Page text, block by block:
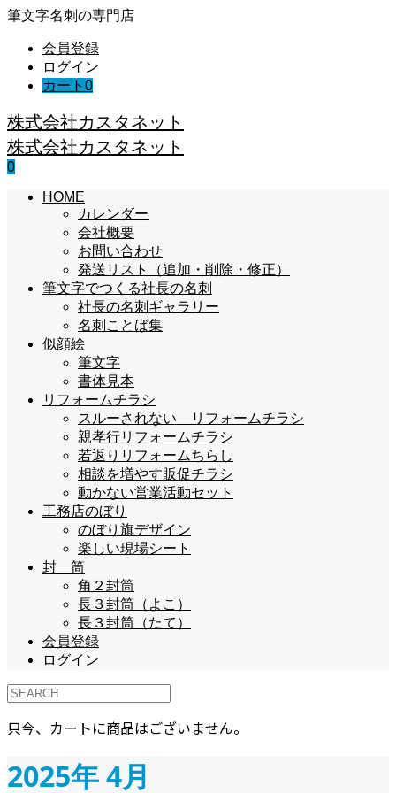
筆文字名刺の専門店
会員登録
ログイン
カート 0
株式会社カスタネット
株式会社カスタネット
0
HOME
カレンダー
会社概要
お問い合わせ
発送リスト（追加・削除・修正）
筆文字でつくる社長の名刺
社長の名刺ギャラリー
名刺ことば集
似顔絵
筆文字
書体見本
リフォームチラシ
スルーされない リフォームチラシ
親孝行リフォームチラシ
若返りリフォームちらし
相談を増やす販促チラシ
動かない営業活動セット
工務店のぼり
のぼり旗デザイン
楽しい現場シート
封 筒
角２封筒
長３封筒（よこ）
長３封筒（たて）
会員登録
ログイン
只今、カートに商品はございません。
2025年 4月